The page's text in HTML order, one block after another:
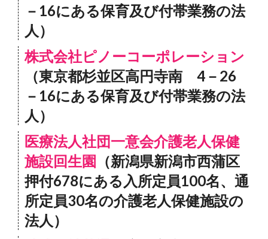
－16にある保育及び付帯業務の法
人）
株式会社ピノーコーポレーション
（東京都杉並区高円寺南 4－26
－16にある保育及び付帯業務の法
人）
医療法人社団一意会介護老人保健
施設回生園 （新潟県新潟市西蒲区
押付678にある入所定員100名、通
所定員30名の介護老人保健施設の
法人）